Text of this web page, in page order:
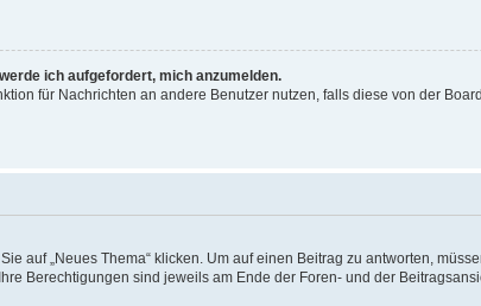
ich aufgefordert, mich anzumelden.
für Nachrichten an andere Benutzer nutzen, falls diese von der
auf „Neues Thema“ klicken. Um auf einen Beitrag zu antworten,
Berechtigungen sind jeweils am Ende der Foren- und der